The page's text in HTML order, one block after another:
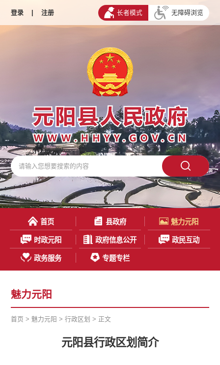
登录 | 注册 长者模式 无障碍浏览
首页 县政府 魅力元阳
时政元阳 政府信息公开 政民互动
政务服务 专题专栏
魅力元阳
首页 > 魅力元阳 >行政区划 > 正文
元阳县行政区划简介